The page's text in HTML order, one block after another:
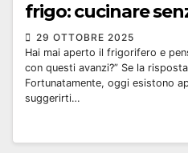
frigo: cucinare
29 OTTOBRE 2025
Hai mai aperto il frigorifero e
con questi avanzi?” Se la
Fortunatamente, oggi esistono
suggerirti…